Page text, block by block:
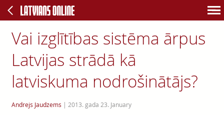
Vai izglītības sistēma ārpus
Latvijas strādā kā
latviskuma nodrošinātājs?
Andrejs Jaudzems | 2013. gada 23. January